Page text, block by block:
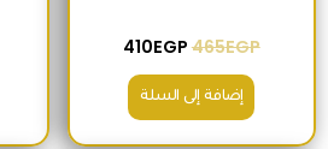
465EGP
410EGP
إضافة إلى السلة